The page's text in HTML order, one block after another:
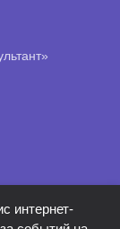
интернет-